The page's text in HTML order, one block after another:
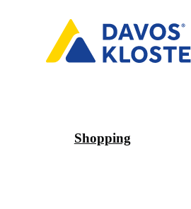
Shopping